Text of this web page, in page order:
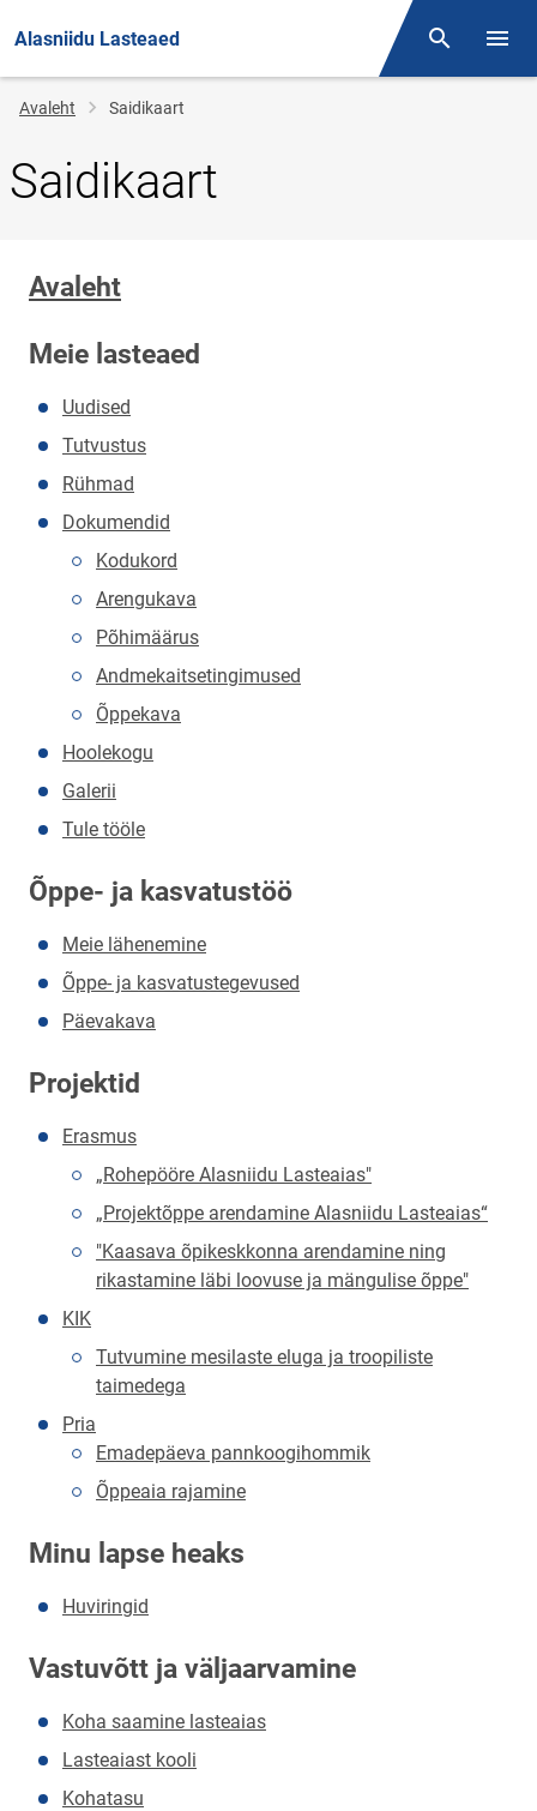
Alasniidu Lasteaed Otsing
Jälglink
Avaleht Saidikaart
Saidikaart
Avaleht
Meie lasteaed
Uudised
Tutvustus
Rühmad
Dokumendid
Kodukord
Arengukava
Põhimäärus
Andmekaitsetingimused
Õppekava
Hoolekogu
Galerii
Tule tööle
Õppe- ja kasvatustöö
Meie lähenemine
Õppe- ja kasvatustegevused
Päevakava
Projektid
Erasmus
„Rohepööre Alasniidu Lasteaias"
„Projektõppe arendamine Alasniidu Lasteaias“
"Kaasava õpikeskkonna arendamine ning
rikastamine läbi loovuse ja mängulise õppe"
KIK
Tutvumine mesilaste eluga ja troopiliste
taimedega
Pria
Emadepäeva pannkoogihommik
Õppeaia rajamine
Minu lapse heaks
Huviringid
Vastuvõtt ja väljaarvamine
Koha saamine lasteaias
Lasteaiast kooli
Kohatasu